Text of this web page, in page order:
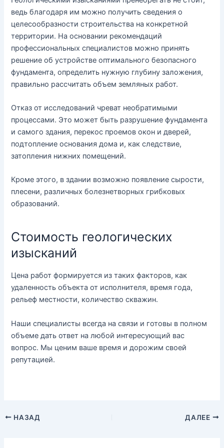
ведь благодаря им можно получить сведения о
целесообразности строительства на конкретной
территории. На основании рекомендаций
профессиональных специалистов можно принять
решение об устройстве оптимального безопасного
фундамента, определить нужную глубину заложения,
правильно рассчитать объем земляных работ.
Отказ от исследований чреват необратимыми
процессами. Это может быть разрушение фундамента
и самого здания, перекос проемов окон и дверей,
подтопление основания дома и, как следствие,
затопления нижних помещений.
Кроме этого, в здании возможно появление сырости,
плесени, различных болезнетворных грибковых
образований.
Стоимость геологических
изысканий
Цена работ формируется из таких факторов, как
удаленность объекта от исполнителя, время года,
рельеф местности, количество скважин.
Наши специалисты всегда на связи и готовы в полном
объеме дать ответ на любой интересующий вас
вопрос. Мы ценим ваше время и дорожим своей
репутацией.
НАЗАД ДАЛЕЕ